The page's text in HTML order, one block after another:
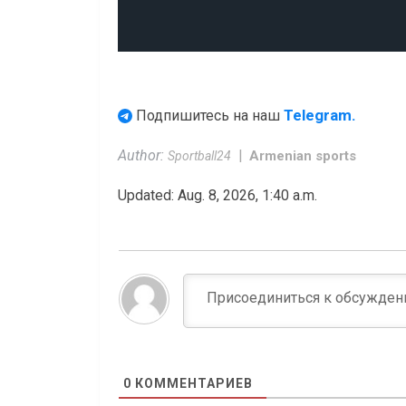
Подпишитесь на наш Telegram.
Author: Sportball24 Armenian sports
Updated: Aug. 8, 2026, 1:40 a.m.
0 КОММЕНТАРИЕВ